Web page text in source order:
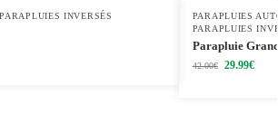
PARAPLUIES INVERSÉS
PARAPLUIES
PARAPLUIES
Parapluie
42.00€ 29.99€